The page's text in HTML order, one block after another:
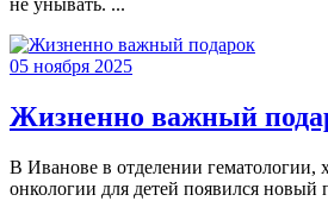
не унывать. ...
05 ноября 2025
Жизненно важный
В Иванове в отделении гематологии,
онкологии для детей появился новый